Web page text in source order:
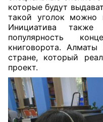
которые будут
такой уголок
Инициатива
популярность
книговорота.
стране, который
проект.